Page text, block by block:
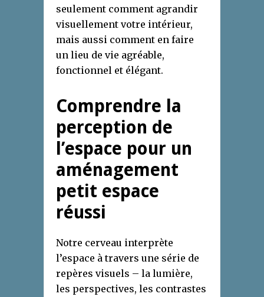
seulement comment agrandir
visuellement votre intérieur,
mais aussi comment en faire
un lieu de vie agréable,
fonctionnel et élégant.
Comprendre la
perception de
l’espace pour un
aménagement
petit espace
réussi
Notre cerveau interprète
l’espace à travers une série de
repères visuels – la lumière,
les perspectives, les contrastes